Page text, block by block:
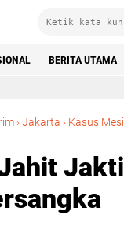
BERITA UTAMA
›Jakarta › Kasus